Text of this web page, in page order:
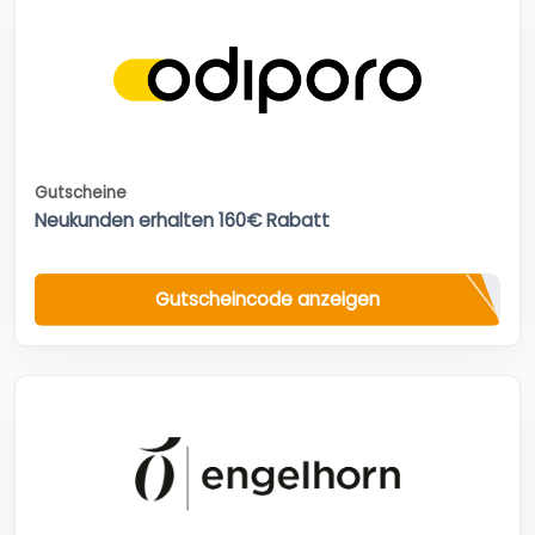
Gutscheine
Neukunden erhalten 160€ Rabatt
Gutscheincode anzeigen